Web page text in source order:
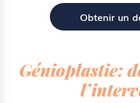
Obtenir un
Génioplastie: